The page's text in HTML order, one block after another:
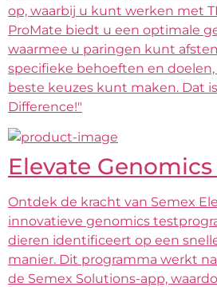
op, waarbij u kunt werken met
ProMate biedt u een optimale
waarmee u paringen kunt
specifieke behoeften en
beste keuzes kunt maken. Dat
Difference!"
Elevate Genomics
Ontdek de kracht van Semex
innovatieve genomics
dieren identificeert op een
manier. Dit programma werkt
de Semex Solutions-app,